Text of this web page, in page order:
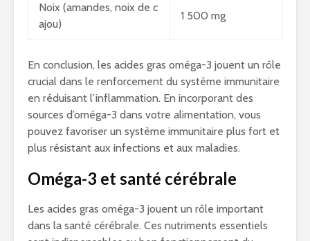
Noix (amandes, noix de c
ajou)
1 500 mg
En conclusion, les acides gras oméga-3 jouent un rôle
crucial dans le renforcement du système immunitaire
en réduisant l’inflammation. En incorporant des
sources d’oméga-3 dans votre alimentation, vous
pouvez favoriser un système immunitaire plus fort et
plus résistant aux infections et aux maladies.
Oméga-3 et santé cérébrale
Les acides gras oméga-3 jouent un rôle important
dans la santé cérébrale. Ces nutriments essentiels